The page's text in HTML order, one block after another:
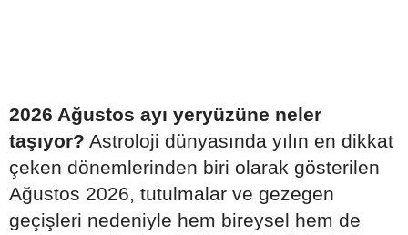
2026 Ağustos ayı yeryüzüne neler
taşıyor? Astroloji dünyasında yılın en dikkat
çeken dönemlerinden biri olarak gösterilen
Ağustos 2026, tutulmalar ve gezegen
geçişleri nedeniyle hem bireysel hem de